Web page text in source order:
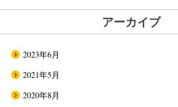
アーカイブ
2023年6月
2021年5月
2020年8月